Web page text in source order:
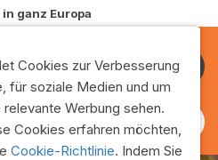
in ganz Europa
Cookies zur Verbesserung
für soziale Medien und um
Werbung sehen.
Cookies erfahren möchten,
Cookie-Richtlinie. Indem Sie